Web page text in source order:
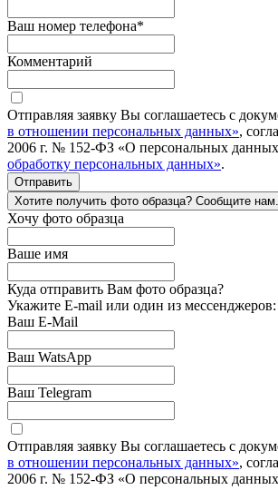
Ваш номер телефона*
Комментарий
Отправляя заявку Вы соглашаетесь с
в отношении персональных данных»,
2006 г. № 152-ФЗ «О персональных
обработку персональных данных».
Отправить
Хотите получить фото образца? Сообщите нам.
Хочу фото образца
Ваше имя
Куда отправить Вам фото образца?
Укажите E-mail или один из мессенджеров:
Ваш E-Mail
Ваш WatsApp
Ваш Telegram
Отправляя заявку Вы соглашаетесь с
в отношении персональных данных»,
2006 г. № 152-ФЗ «О персональных